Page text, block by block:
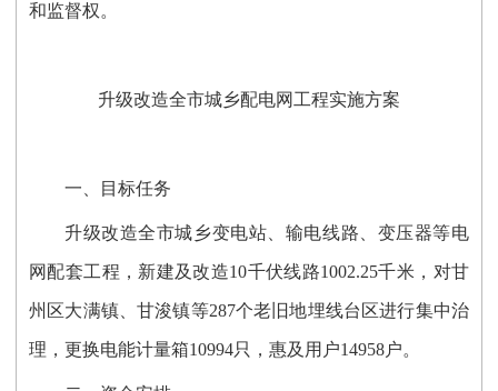
和监督权。
升级改造全市城乡配电网工程实施方案
一、目标任务
升级改造全市城乡变电站、输电线路、变压器等电
网配套工程，新建及改造10千伏线路1002.25千米，对甘
州区大满镇、甘浚镇等287个老旧地埋线台区进行集中治
理，更换电能计量箱10994只，惠及用户14958户。